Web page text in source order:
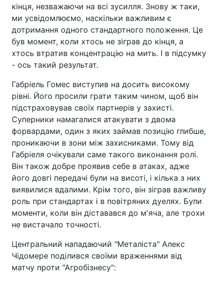
кінця, незважаючи на всі зусилля. Знову ж таки,
ми усвідомлюємо, наскільки важливим є
дотримання одного стандартного положення. Це
був момент, коли хтось не зіграв до кінця, а
хтось втратив концентрацію на мить. І в підсумку
- ось такий результат.
Габріель Гомес виступив на досить високому
рівні. Його просили грати таким чином, щоб він
підстраховував своїх партнерів у захисті.
Суперники намагалися атакувати з двома
форвардами, один з яких займав позицію глибше,
проникаючи в зони між захисниками. Тому від
Габріеля очікували саме такого виконання ролі.
Він також добре проявив себе в атаках, адже
його довгі передачі були на висоті, і кілька з них
виявилися вдалими. Крім того, він зіграв важливу
роль при стандартах і в повітряних дуелях. Були
моменти, коли він діставався до м'яча, але трохи
не вистачало точності.
Центральний нападаючий "Металіста" Алекс
Чідомере поділився своїми враженнями від
матчу проти "Агробізнесу":